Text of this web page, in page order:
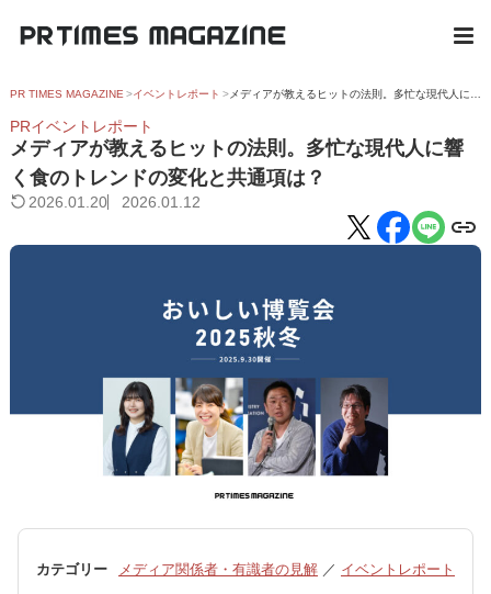
PR TIMES MAGAZINE イベントレポート
PRイベントレポート
メディアが教えるヒットの法則。多忙な現代人に響
く食のトレンドの変化と共通項は？
2026.01.20 2026.01.12
カテゴリー メディア関係者・有識者の見解 ／ イベントレポート